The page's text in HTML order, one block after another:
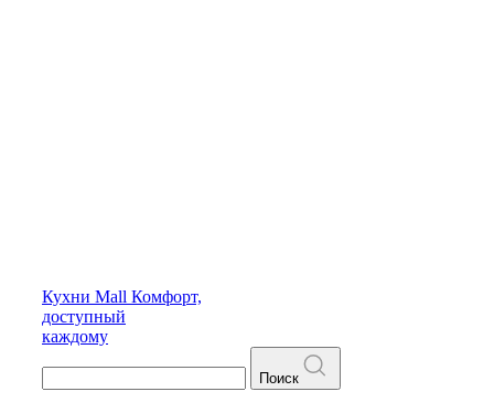
Кухни Mall Комфорт,
доступный
каждому
Поиск